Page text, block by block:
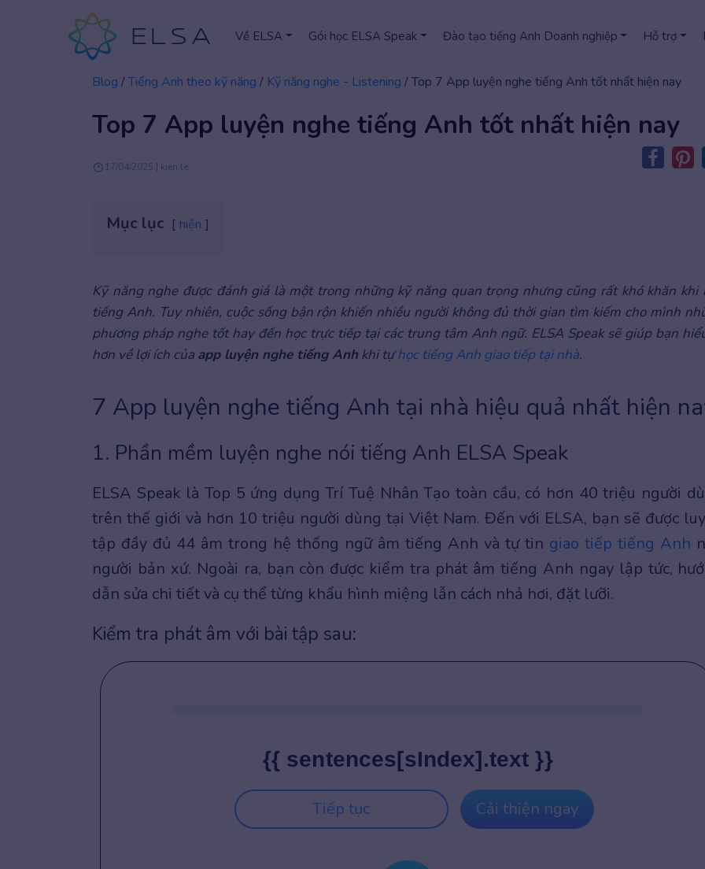
Về ELSA Gói học ELSA Speak Đào tạo tiếng Anh Doanh nghiệp Hỗ trợ
Blog /Tiếng Anh theo kỹ năng / Kỹ năng nghe - Listening /Top 7 App luyện nghe tiếng Anh tốt nhất hiện nay
Top 7 App luyện nghe tiếng Anh tốt nhất hiện nay
17/04/2025 | kien.le
Mục lục hiện
Kỹ năng nghe được đánh giá là một trong những kỹ năng quan trọng nhưng cũng rất khó khăn khi
tiếng Anh. Tuy nhiên, cuộc sống bận rộn khiến nhiều người không đủ thời gian tìm kiếm cho mình
phương pháp nghe tốt hay đến học trực tiếp tại các trung tâm Anh ngữ. ELSA Speak sẽ giúp bạn
hơn về lợi ích của app luyện nghe tiếng Anh khi tựhọc tiếng Anh giao tiếp tại nhà.
7 App luyện nghe tiếng Anh tại nhà hiệu quả nhất hiện
1. Phần mềm luyện nghe nói tiếng Anh ELSA Speak
ELSA Speak là Top 5 ứng dụng Trí Tuệ Nhân Tạo toàn cầu, có hơn 40 triệu người
trên thế giới và hơn 10 triệu người dùng tại Việt Nam. Đến với ELSA, bạn sẽ được
tập đầy đủ 44 âm trong hệ thống ngữ âm tiếng Anh và tự tin giao tiếp tiếng Anh
người bản xứ. Ngoài ra, bạn còn được kiểm tra phát âm tiếng Anh ngay lập tức,
dẫn sửa chi tiết và cụ thể từng khẩu hình miệng lẫn cách nhả hơi, đặt lưỡi.
Kiểm tra phát âm với bài tập sau:
{{ sentences[sIndex].text }}
Tiếp tục Cải thiện ngay